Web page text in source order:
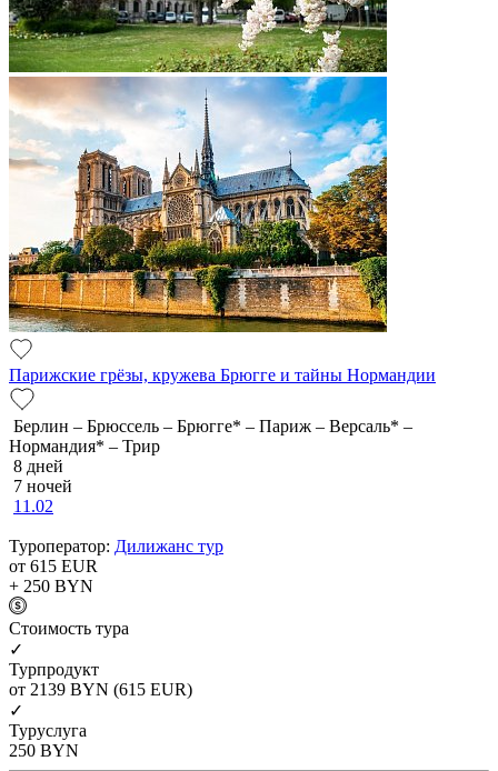
Парижские грёзы, кружева Брюгге и тайны Нормандии
Берлин – Брюссель – Брюгге* – Париж – Версаль* –
Нормандия* – Трир
8 дней
7 ночей
11.02
Туроператор: Дилижанс тур
от 615 EUR
+ 250 BYN
Cтоимость тура
✓
Турпродукт
от 2139 BYN (615 EUR)
✓
Туруслуга
250 BYN